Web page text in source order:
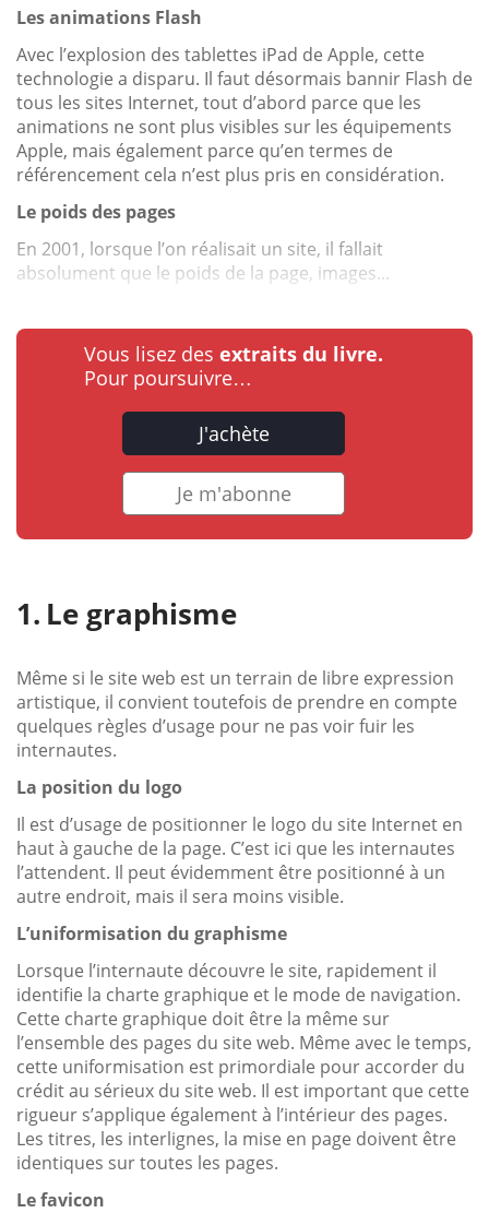
Les animations Flash
Avec l’explosion des tablettes iPad de Apple, cette
technologie a disparu. Il faut désormais bannir Flash de
tous les sites Internet, tout d’abord parce que les
animations ne sont plus visibles sur les équipements
Apple, mais également parce qu’en termes de
référencement cela n’est plus pris en considération.
Le poids des pages
En 2001, lorsque l’on réalisait un site, il fallait
absolument que le poids de la page, images...
Vous lisez des extraits du livre.
Pour poursuivre…
J'achète
Je m'abonne
Le graphisme
Même si le site web est un terrain de libre expression
artistique, il convient toutefois de prendre en compte
quelques règles d’usage pour ne pas voir fuir les
internautes.
La position du logo
Il est d’usage de positionner le logo du site Internet en
haut à gauche de la page. C’est ici que les internautes
l’attendent. Il peut évidemment être positionné à un
autre endroit, mais il sera moins visible.
L’uniformisation du graphisme
Lorsque l’internaute découvre le site, rapidement il
identifie la charte graphique et le mode de navigation.
Cette charte graphique doit être la même sur
l’ensemble des pages du site web. Même avec le temps,
cette uniformisation est primordiale pour accorder du
crédit au sérieux du site web. Il est important que cette
rigueur s’applique également à l’intérieur des pages.
Les titres, les interlignes, la mise en page doivent être
identiques sur toutes les pages.
Le favicon